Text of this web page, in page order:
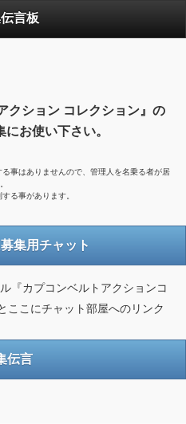
言板
クション コレクション』の
お使い下さい。
事はありませんので、管理人を名乗る者が居
る事があります。
集用チャット
『カプコンベルトアクションコ
ここにチャット部屋へのリンク
伝言